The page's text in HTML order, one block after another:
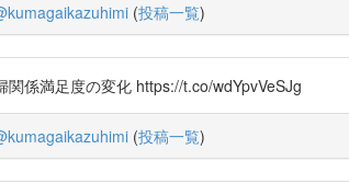
(投稿一覧)
係満足度の変化 https://t.co/wdYpvVeSJg
(投稿一覧)